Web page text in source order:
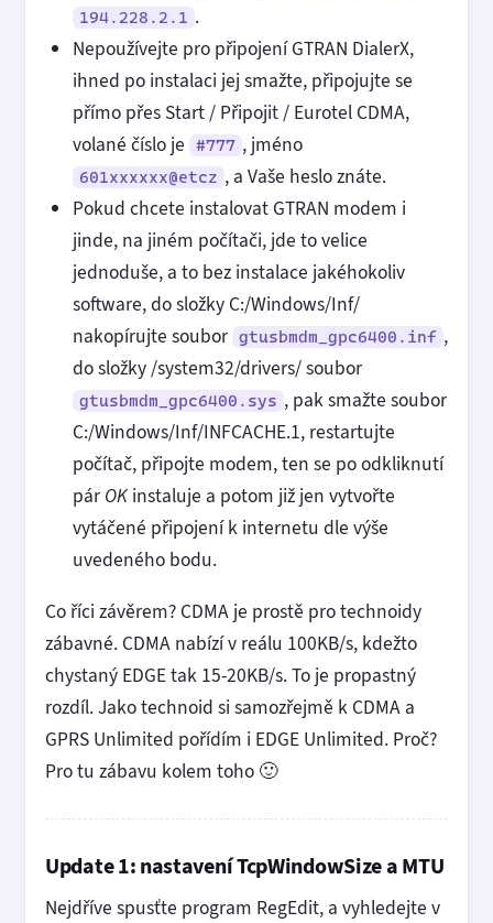
194.228.2.1 .
Nepoužívejte pro připojení GTRAN DialerX,
ihned po instalaci jej smažte, připojujte se
přímo přes Start / Připojit / Eurotel CDMA,
volané číslo je
#777 , jméno
601xxxxxx@etcz , a Vaše heslo znáte.
Pokud chcete instalovat GTRAN modem i
jinde, na jiném počítači, jde to velice
jednoduše, a to bez instalace jakéhokoliv
software, do složky C:/Windows/Inf/
nakopírujte soubor gtusbmdm_gpc6400.inf ,
do složky /system32/drivers/ soubor
gtusbmdm_gpc6400.sys , pak smažte soubor
C:/Windows/Inf/INFCACHE.1, restartujte
počítač, připojte modem, ten se po odkliknutí
pár OKinstaluje a potom již jen vytvořte
vytáčené připojení k internetu dle výše
uvedeného bodu.
Co říci závěrem? CDMA je prostě pro technoidy
zábavné. CDMA nabízí v reálu 100KB/s, kdežto
chystaný EDGE tak 15-20KB/s. To je propastný
rozdíl. Jako technoid si samozřejmě k CDMA a
GPRS Unlimited pořídím i EDGE Unlimited. Proč?
Pro tu zábavu kolem toho 🙂
Update 1: nastavení TcpWindowSize a MTU
Nejdříve spusťte program RegEdit, a vyhledejte v